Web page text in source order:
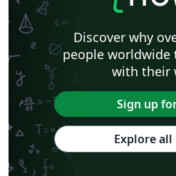
Discover why
people worldwide
with their
Sign up
Explore all